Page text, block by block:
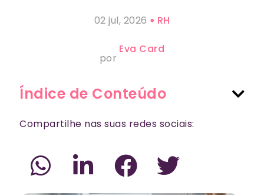
02 jul, 2026 RH
por
Eva Card
Índice de Conteúdo
Compartilhe nas suas redes sociais: